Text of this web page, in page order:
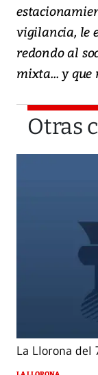
vigilancia, le
redondo al
mixta... y
Otras
La Llorona del